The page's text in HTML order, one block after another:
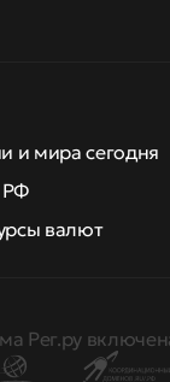
и мира сегодня
РФ
валют
Рег.ру